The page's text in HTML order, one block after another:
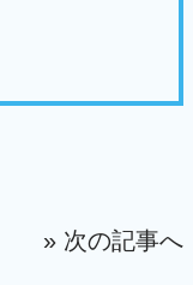
» 次の記事へ